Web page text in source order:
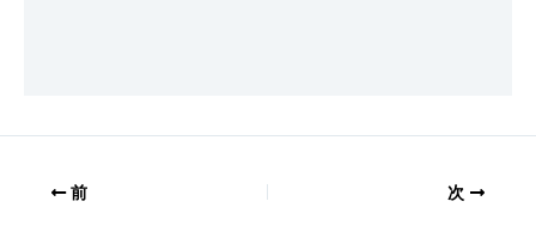
前 次